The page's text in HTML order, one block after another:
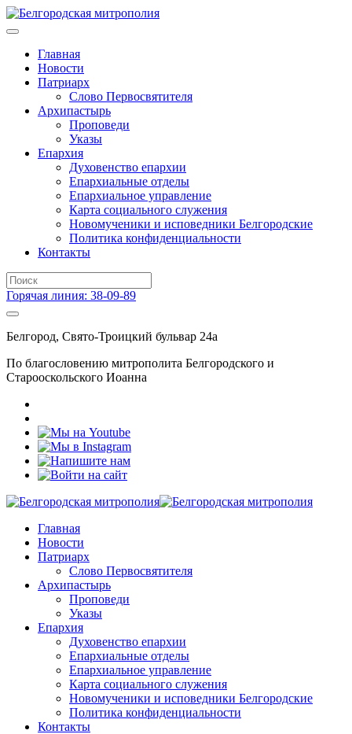
Главная
Новости
Патриарх
Слово Первосвятителя
Архипастырь
Проповеди
Указы
Епархия
Духовенство епархии
Епархиальные отделы
Епархиальное управление
Карта социального служения
Новомученики и исповедники Белгородские
Политика конфиденциальности
Контакты
Горячая линия: 38-09-89
Белгород, Свято-Троицкий бульвар 24а
По благословению митрополита Белгородского и
Старооскольского Иоанна
Главная
Новости
Патриарх
Слово Первосвятителя
Архипастырь
Проповеди
Указы
Епархия
Духовенство епархии
Епархиальные отделы
Епархиальное управление
Карта социального служения
Новомученики и исповедники Белгородские
Политика конфиденциальности
Контакты